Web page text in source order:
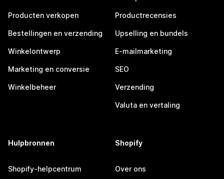
Producten verkopen
Bestellingen en verzending
Winkelontwerp
Marketing en conversie
Winkelbeheer
Productrecensies
Upselling en bundels
E-mailmarketing
SEO
Verzending
Valuta en vertaling
Hulpbronnen
Shopify-helpcentrum
Shopify
Over ons